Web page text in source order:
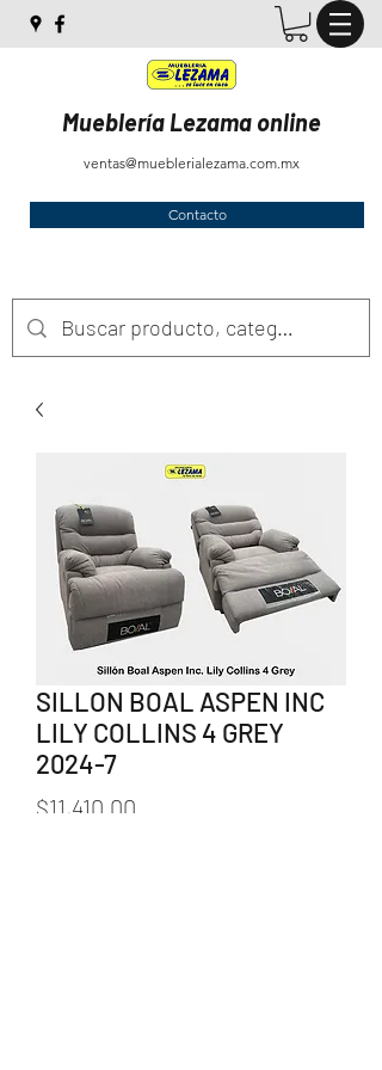
Mueblería Lezama online
ventas@mueblerialezama.com.mx
Contacto
SILLON BOAL ASPEN INC
LILY COLLINS 4 GREY
2024-7
$11,410.00